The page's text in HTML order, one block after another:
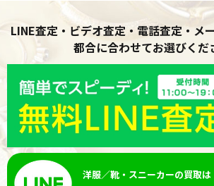
LINE査定・ビデオ査定・電話査定・メ
都合に合わせてお選びくだ
洋服／靴・スニーカーの買取は